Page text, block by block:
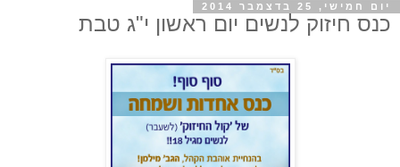
יום חמישי, 25 בדצמבר 2014
כנס חיזוק לנשים יום ראשון י"ג טבת